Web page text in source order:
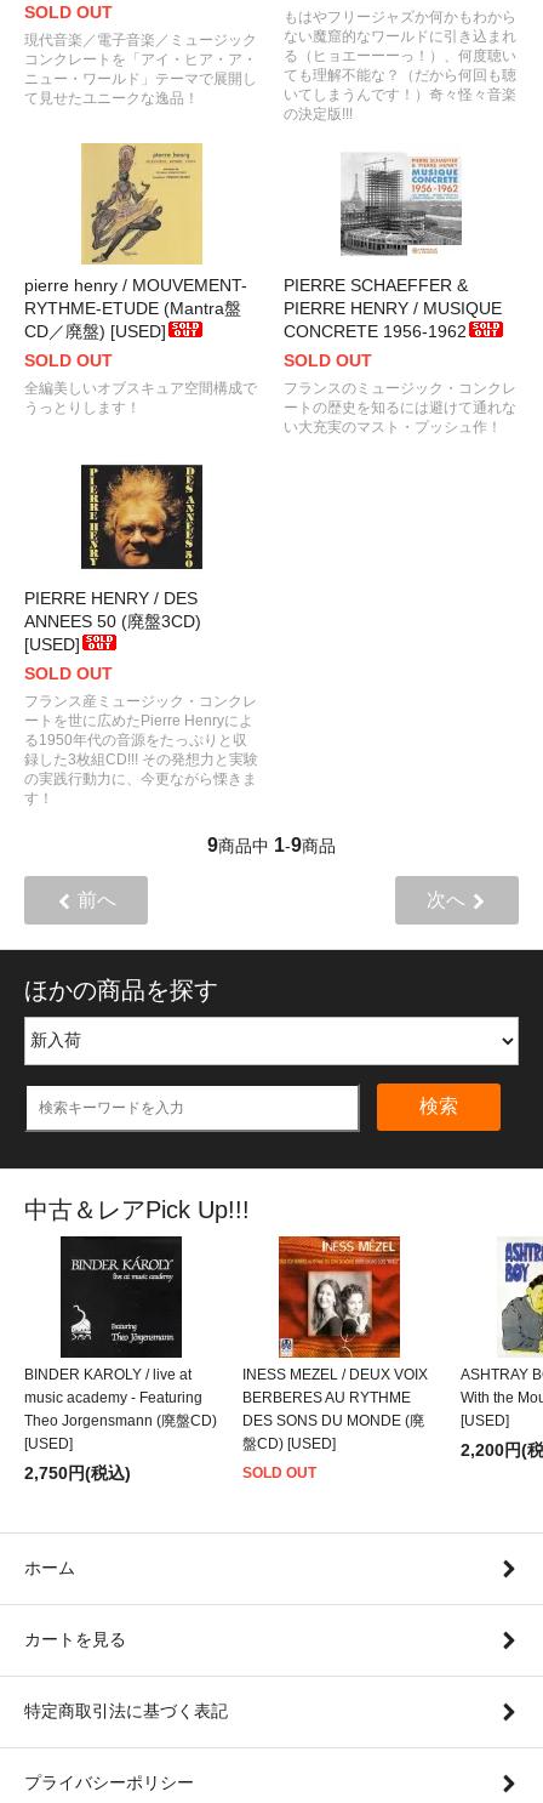
SOLD OUT
現代音楽／電子音楽／ミュージック
コンクレートを「アイ・ヒア・ア・
ニュー・ワールド」テーマで展開し
て見せたユニークな逸品！
もはやフリージャズか何かもわから
ない魔窟的なワールドに引き込まれ
る（ヒョエーーーっ！）、何度聴い
ても理解不能な？（だから何回も聴
いてしまうんです！）奇々怪々音楽
の決定版!!!
pierre henry / MOUVEMENT-
RYTHME-ETUDE (Mantra盤
CD／廃盤) [USED]
SOLD OUT
全編美しいオブスキュア空間構成で
うっとりします！
PIERRE SCHAEFFER &
PIERRE HENRY / MUSIQUE
CONCRETE 1956-1962
SOLD OUT
フランスのミュージック・コンクレ
ートの歴史を知るには避けて通れな
い大充実のマスト・プッシュ作！
PIERRE HENRY / DES
ANNEES 50 (廃盤3CD)
[USED]
SOLD OUT
フランス産ミュージック・コンクレ
ートを世に広めたPierre Henryによ
る1950年代の音源をたっぷりと収
録した3枚組CD!!! その発想力と実験
の実践行動力に、今更ながら慄きま
す！
9商品中 1-9商品
前へ 次へ
ほかの商品を探す
検索
中古＆レアPick Up!!!
BINDER KAROLY / live at
music academy - Featuring
Theo Jorgensmann (廃盤CD)
[USED]
2,750円(税込)
INESS MEZEL / DEUX VOIX
BERBERES AU RYTHME
DES SONS DU MONDE (廃
盤CD) [USED]
SOLD OUT
ASHTRAY
With the
[USED]
2,200円(
ホーム
カートを見る
特定商取引法に基づく表記
プライバシーポリシー